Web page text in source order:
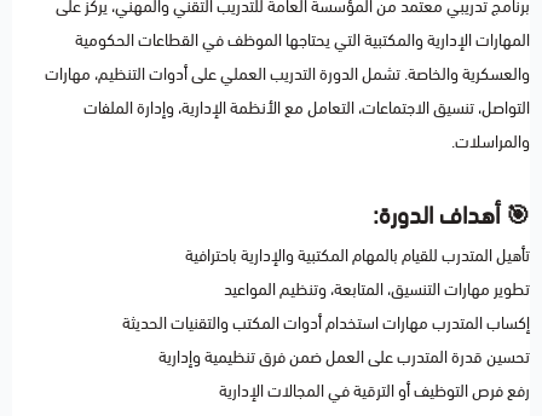
برنامج تدريبي معتمد من المؤسسة العامة للتدريب التقني والمهني، يركّز على
المهارات الإدارية والمكتبية التي يحتاجها الموظف في القطاعات الحكومية
والعسكرية والخاصة. تشمل الدورة التدريب العملي على أدوات التنظيم، مهارات
التواصل، تنسيق الاجتماعات، التعامل مع الأنظمة الإدارية، وإدارة الملفات
والمراسلات.
🎯 أهداف الدورة:
تأهيل المتدرب للقيام بالمهام المكتبية والإدارية باحترافية
تطوير مهارات التنسيق، المتابعة، وتنظيم المواعيد
إكساب المتدرب مهارات استخدام أدوات المكتب والتقنيات الحديثة
تحسين قدرة المتدرب على العمل ضمن فرق تنظيمية وإدارية
رفع فرص التوظيف أو الترقية في المجالات الإدارية